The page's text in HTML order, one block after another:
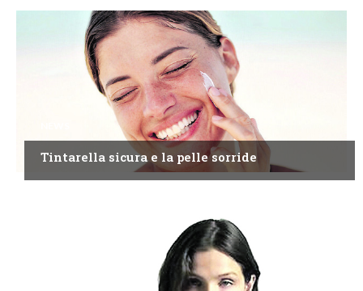
Tintarella sicura e la pelle sorride